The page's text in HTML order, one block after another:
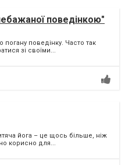
поведінкою"
погану поведінку. Часто так
зі своїми...
йога – це щось більше, ніж
корисно для...